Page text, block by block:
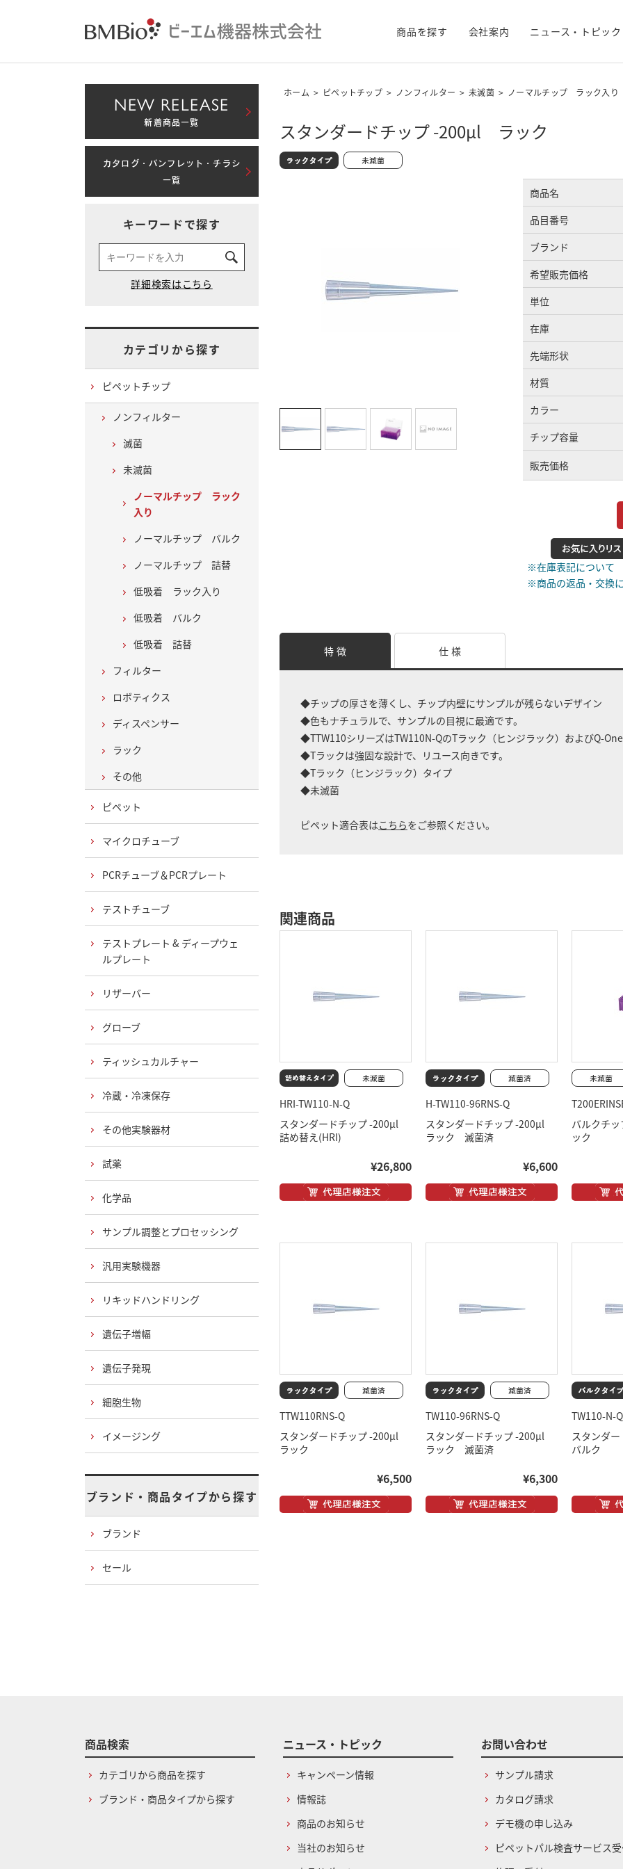
商品を探す 会社案内 ニュース・トピック
ホーム > ピペットチップ > ノンフィルター > 未滅菌 > ノーマルチップ ラック入り
スタンダードチップ -200μl ラック
商品名
品目番号
ブランド
希望販売価格
単位
在庫
先端形状
材質
カラー
チップ容量
販売価格
※在庫表記について
※商品の返品・交換
特 徴 仕 様
◆チップの厚さを薄くし、チップ内壁にサンプルが残らないデザイン
◆色もナチュラルで、サンプルの目視に最適です。
◆TTW110シリーズはTW110N-QのTラック（ヒンジラック）およびQ-One
◆Tラックは強固な設計で、リユース向きです。
◆Tラック（ヒンジラック）タイプ
◆未滅菌
ピペット適合表はこちらをご参照ください。
関連商品
HRI-TW110-N-Q
スタンダードチップ -200μl
詰め替え(HRI)
¥26,800
H-TW110-96RNS-Q
スタンダードチップ -200μl
ラック 滅菌済
¥6,600
バルクチ
ック
TTW110RNS-Q
スタンダードチップ -200μl
ラック
¥6,500
TW110-96RNS-Q
スタンダードチップ -200μl
ラック 滅菌済
¥6,300
TW110-N-Q
スタンダ
バルク
NEW RELEASE
新着商品一覧
カタログ・パンフレット・チラシ
一覧
キーワードで探す
カテゴリから探す
ピペットチップ
ノンフィルター
滅菌
未滅菌
ノーマルチップ ラック
入り
ノーマルチップ バルク
ノーマルチップ 詰替
低吸着 ラック入り
低吸着 バルク
低吸着 詰替
フィルター
ロボティクス
ディスペンサー
ラック
その他
ピペット
マイクロチューブ
PCRチューブ＆PCRプレート
テストチューブ
テストプレート & ディープウェ
ルプレート
リザーバー
グローブ
ティッシュカルチャー
冷蔵・冷凍保存
その他実験器材
試薬
化学品
サンプル調整とプロセッシング
汎用実験機器
リキッドハンドリング
遺伝子増幅
遺伝子発現
細胞生物
イメージング
ブランド・商品タイプから探す
ブランド
セール
商品検索
カテゴリから商品を探す
ブランド・商品タイプから探す
ニュース・トピック
キャンペーン情報
情報誌
商品のお知らせ
当社のお知らせ
お問い合わせ
サンプル請求
カタログ請求
デモ機の申し込み
ピペットパル検査サービス